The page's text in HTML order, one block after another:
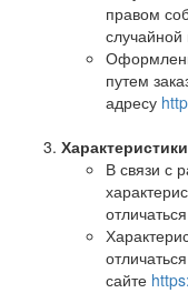
правом
путем
адресу
В связи с
сайте